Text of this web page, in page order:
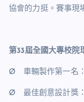
協會的力挺。賽事現
第33屆全國大專校院
Ø 車輛製作第一名
Ø 最佳創意設計獎